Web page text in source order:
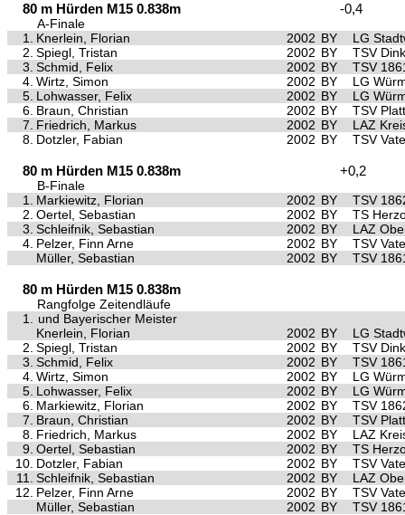
80 m Hürden M15 0.838m -0,4
A-Finale
1.
Knerlein, Florian 2002 BY
LG
2. Spiegl, Tristan 2002 BY
TSV
3. Schmid, Felix 2002 BY
TSV
4. Wirtz, Simon 2002 BY
LG
5. Lohwasser, Felix 2002 BY
LG
6. Braun, Christian 2002 BY
TSV
7. Friedrich, Markus 2002 BY
LAZ
8. Dotzler, Fabian 2002 BY TSV
80 m Hürden M15 0.838m +0,2
B-Finale
1.
Markiewitz, Florian 2002 BY
TSV
2. Oertel, Sebastian 2002 BY
TS
3. Schleifnik, Sebastian 2002 BY
LAZ
4. Pelzer, Finn Arne 2002 BY
TSV
Müller, Sebastian
2002 BY TSV
80 m Hürden M15 0.838m
Rangfolge Zeitendläufe
1.
und Bayerischer Meister
Knerlein, Florian
2002 BY
LG
2. Spiegl, Tristan 2002 BY
TSV
3. Schmid, Felix 2002 BY
TSV
4. Wirtz, Simon 2002 BY
LG
5. Lohwasser, Felix 2002 BY
LG
6. Markiewitz, Florian 2002 BY
TSV
7. Braun, Christian 2002 BY
TSV
8. Friedrich, Markus 2002 BY
LAZ
9. Oertel, Sebastian 2002 BY
TS
10. Dotzler, Fabian 2002 BY
TSV
11.
Schleifnik, Sebastian 2002 BY
LAZ
12. Pelzer, Finn Arne 2002 BY
TSV
Müller, Sebastian
2002 BY TSV